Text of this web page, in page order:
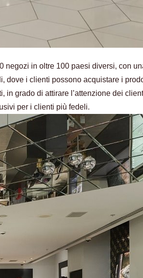
in oltre 100 paesi diversi, con
i clienti possono acquistare i
grado di attirare l’attenzione dei
per i clienti più fedeli.